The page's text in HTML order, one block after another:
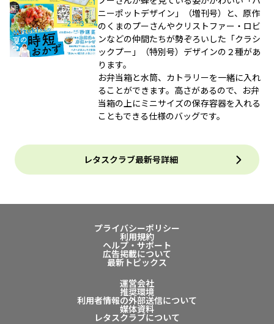
ニーポットデザイン」（増刊号）と、原作
のくまのプーさんやクリストファー・ロビ
ンなどの仲間たちが勢ぞろいした「クラシ
ックプー」（特別号）デザインの２種があ
ります。
お弁当箱と水筒、カトラリーを一緒に入れ
ることができます。高さがあるので、お弁
当箱の上にミニサイズの保存容器を入れる
こともできる仕様のバッグです。
レタスクラブ最新号詳細
プライバシーポリシー
利用規約
ヘルプ・サポート
広告掲載について
最新トピックス
運営会社
推奨環境
利用者情報の外部送信について
媒体資料
レタスクラブについて